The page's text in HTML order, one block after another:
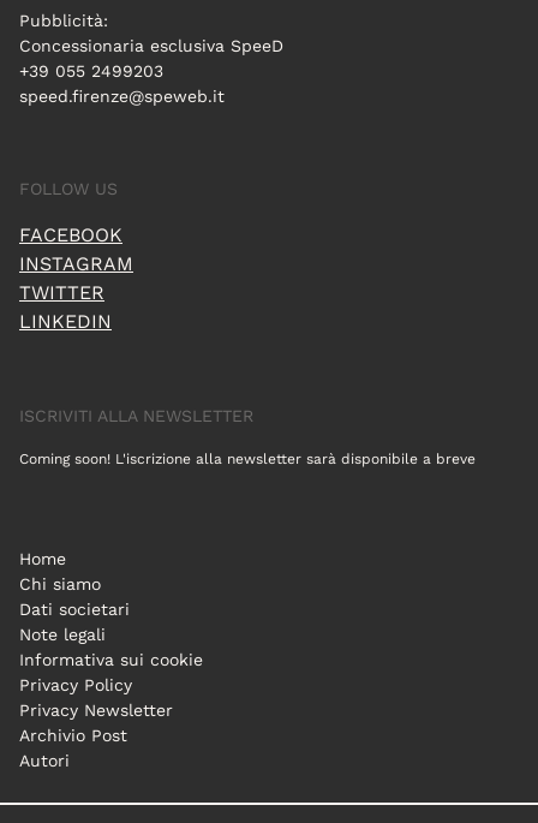
Pubblicità:
Concessionaria esclusiva SpeeD
+39 055 2499203
speed.firenze@speweb.it
FOLLOW US
FACEBOOK
INSTAGRAM
TWITTER
LINKEDIN
ISCRIVITI ALLA NEWSLETTER
Coming soon! L'iscrizione alla newsletter sarà disponibile a breve
Home
Chi siamo
Dati societari
Note legali
Informativa sui cookie
Privacy Policy
Privacy Newsletter
Archivio Post
Autori